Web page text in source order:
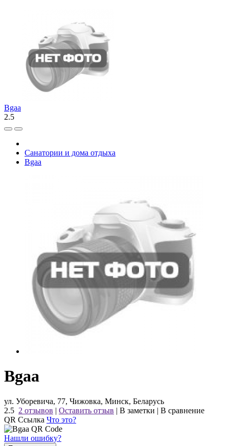
Bgaa
2.5
Санатории и дома отдыха
Bgaa
Bgaa
ул. Уборевича, 77, Чижовка, Минск, Беларусь
2.5 2 отзывов | Оставить отзыв | В заметки | В сравнение
QR Ссылка Что это?
Нашли ошибку?